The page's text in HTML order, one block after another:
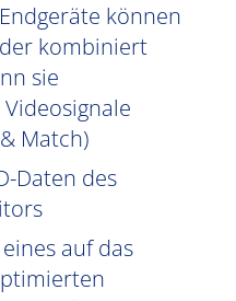
können
kombiniert
sie
Match)
Daten des
auf das